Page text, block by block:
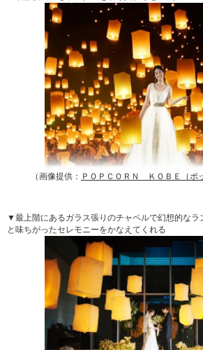
（画像提供： ＰＯＰＣＯＲＮ ＫＯＢＥ（ポ
▼最上階にあるガラス張りのチャペルで幻想的なラ
と味ちがったセレモニーをかなえてくれる